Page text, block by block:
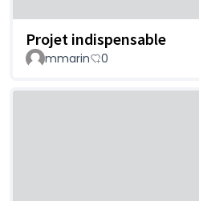
Projet indispensable
mmarin 0